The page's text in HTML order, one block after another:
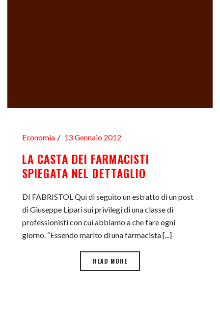
Economia 13 Gennaio 2012
LA CASTA DEI FARMACISTI
SPIEGATA NEL DETTAGLIO
DI FABRISTOL Qui di seguito un estratto di un post
di Giuseppe Lipari sui privilegi di una classe di
professionisti con cui abbiamo a che fare ogni
giorno. “Essendo marito di una farmacista [...]
READ MORE